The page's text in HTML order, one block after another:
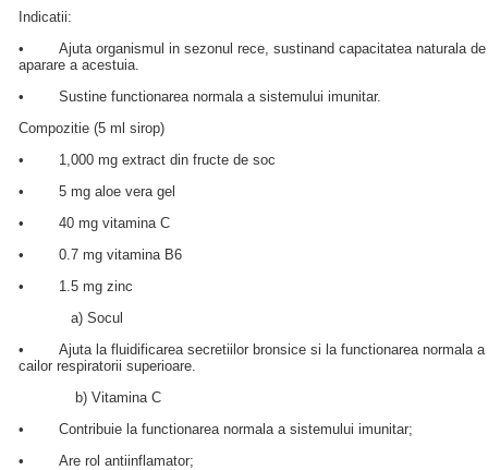
Indicatii:
• Ajuta organismul in sezonul rece, sustinand capacitatea naturala de
aparare a acestuia.
• Sustine functionarea normala a sistemului imunitar.
Compozitie (5 ml sirop)
• 1,000 mg extract din fructe de soc
• 5 mg aloe vera gel
• 40 mg vitamina C
• 0.7 mg vitamina B6
• 1.5 mg zinc
a) Socul
• Ajuta la fluidificarea secretiilor bronsice si la functionarea normala a
cailor respiratorii superioare.
b) Vitamina C
• Contribuie la functionarea normala a sistemului imunitar;
• Are rol antiinflamator;